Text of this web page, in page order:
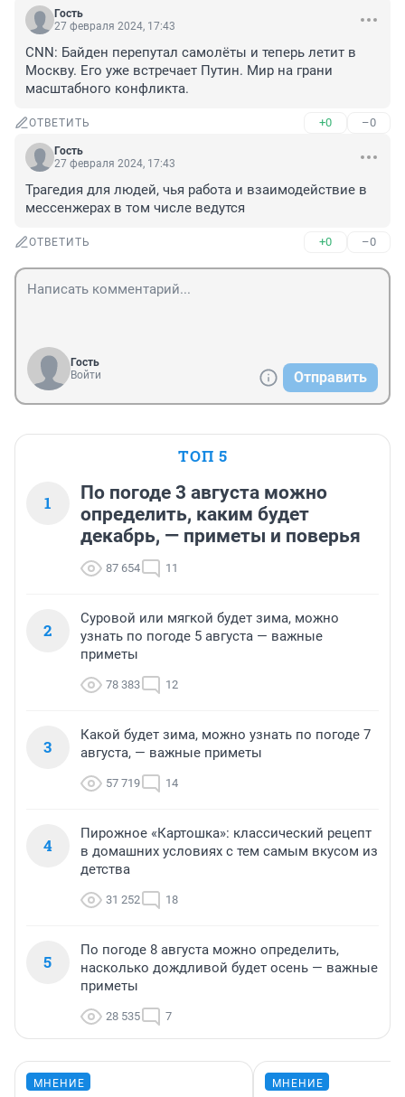
Гость
27 февраля 2024, 17:43
CNN: Байден перепутал самолёты и теперь летит в
Москву. Его уже встречает Путин. Мир на грани
масштабного конфликта.
ОТВЕТИТЬ +0 –0
Гость
27 февраля 2024, 17:43
Трагедия для людей, чья работа и взаимодействие в
мессенжерах в том числе ведутся
ОТВЕТИТЬ +0 –0
Гость
Войти
Отправить
ТОП 5
1
По погоде 3 августа можно
определить, каким будет
декабрь, — приметы и поверья
87 654 11
2
Суровой или мягкой будет зима, можно
узнать по погоде 5 августа — важные
приметы
78 383 12
3
Какой будет зима, можно узнать по погоде 7
августа, — важные приметы
57 719 14
4
Пирожное «Картошка»: классический рецепт
в домашних условиях с тем самым вкусом из
детства
31 252 18
5
По погоде 8 августа можно определить,
насколько дождливой будет осень — важные
приметы
28 535 7
МНЕНИЕ МНЕНИЕ